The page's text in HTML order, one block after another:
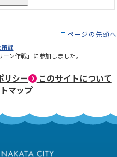
ページの先頭へ
課
ン作戦」に参加しました。
リシー
このサイトについて
マップ